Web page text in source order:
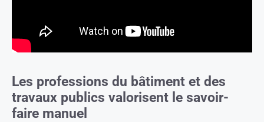
Les professions du bâtiment et des
travaux publics valorisent le savoir-
faire manuel